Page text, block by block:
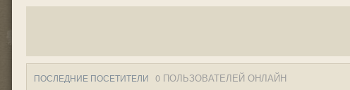
ПОСЛЕДНИЕ ПОСЕТИТЕЛИ 0 ПОЛЬЗОВАТЕЛЕЙ ОНЛАЙН